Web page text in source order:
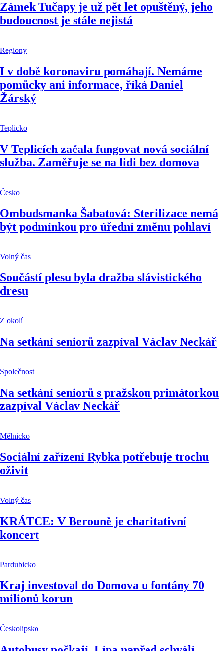
Zámek Tučapy je už pět let opuštěný, jeho
budoucnost je stále nejistá
Regiony
I v době koronaviru pomáhají. Nemáme
pomůcky ani informace, říká Daniel
Žárský
Teplicko
V Teplicích začala fungovat nová sociální
služba. Zaměřuje se na lidi bez domova
Česko
Ombudsmanka Šabatová: Sterilizace nemá
být podmínkou pro úřední změnu pohlaví
Volný čas
Součástí plesu byla dražba slávistického
dresu
Z okolí
Na setkání seniorů zazpíval Václav Neckář
Společnost
Na setkání seniorů s pražskou primátorkou
zazpíval Václav Neckář
Mělnicko
Sociální zařízení Rybka potřebuje trochu
oživit
Volný čas
KRÁTCE: V Berouně je charitativní
koncert
Pardubicko
Kraj investoval do Domova u fontány 70
milionů korun
Českolipsko